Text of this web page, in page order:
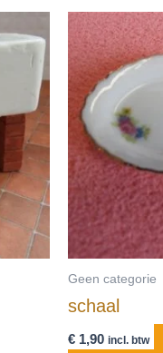
Geen categorie
schaal
€ 1,90 incl. btw